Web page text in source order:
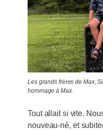
Les grands frères de Max,
hommage à Max.
Tout allait si vite.
nouveau-né, et